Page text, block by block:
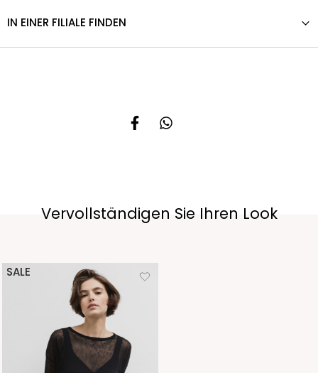
IN EINER FILIALE FINDEN
Vervollständigen Sie Ihren Look
SALE